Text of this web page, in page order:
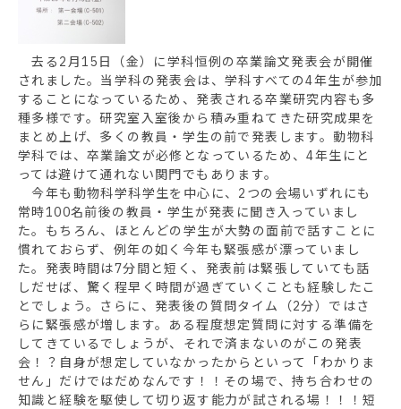
去る2月15日（金）に学科恒例の卒業論文発表会が開催
されました。当学科の発表会は、学科すべての4年生が参加
することになっているため、発表される卒業研究内容も多
種多様です。研究室入室後から積み重ねてきた研究成果を
まとめ上げ、多くの教員・学生の前で発表します。動物科
学科では、卒業論文が必修となっているため、4年生にと
っては避けて通れない関門でもあります。
今年も動物科学科学生を中心に、2つの会場いずれにも
常時100名前後の教員・学生が発表に聞き入っていまし
た。もちろん、ほとんどの学生が大勢の面前で話すことに
慣れておらず、例年の如く今年も緊張感が漂っていまし
た。発表時間は7分間と短く、発表前は緊張していても話
しだせば、驚く程早く時間が過ぎていくことも経験したこ
とでしょう。さらに、発表後の質問タイム（2分）ではさ
らに緊張感が増します。ある程度想定質問に対する準備を
してきているでしょうが、それで済まないのがこの発表
会！？自身が想定していなかったからといって「わかりま
せん」だけではだめなんです！！その場で、持ち合わせの
知識と経験を駆使して切り返す能力が試される場！！！短